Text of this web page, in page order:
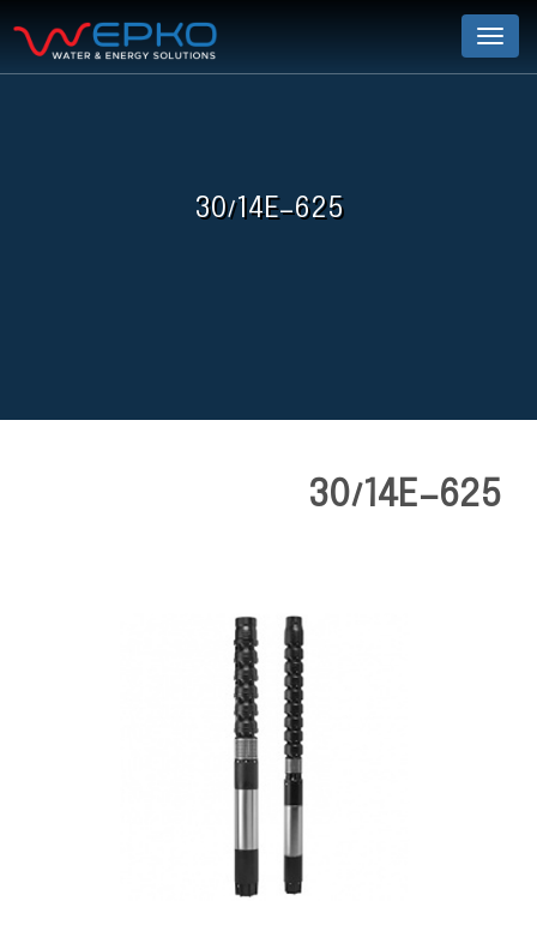
Menu
30/14E-625
30/14E-625